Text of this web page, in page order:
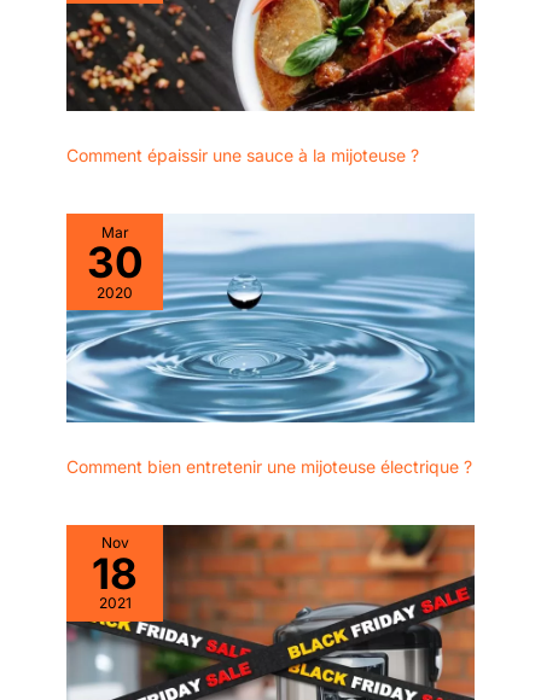
Comment épaissir une sauce à la mijoteuse ?
Mar
30
2020
Comment bien entretenir une mijoteuse électrique ?
Nov
18
2021